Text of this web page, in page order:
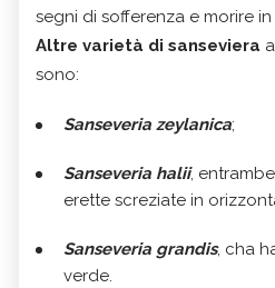
segni di sofferenza e morire
Altre varietà di sanseviera
sono:
Sanseveria zeylanica;
Sanseveria halii,
erette screziate in
Sanseveria grandis, cha
verde.